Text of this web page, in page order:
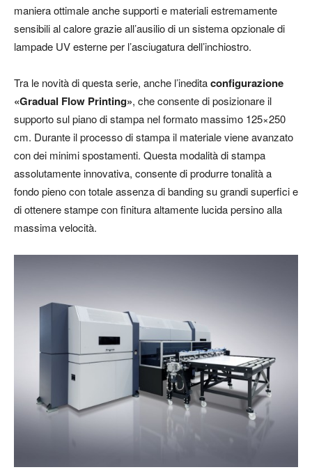
maniera ottimale anche supporti e materiali estremamente
sensibili al calore grazie all’ausilio di un sistema opzionale di
lampade UV esterne per l’asciugatura dell’inchiostro.
Tra le novità di questa serie, anche l’ineditaconfigurazione
«Gradual Flow Printing», che consente di posizionare il
supporto sul piano di stampa nel formato massimo 125×250
cm. Durante il processo di stampa il materiale viene avanzato
con dei minimi spostamenti. Questa modalità di stampa
assolutamente innovativa, consente di produrre tonalità a
fondo pieno con totale assenza di banding su grandi superfici e
di ottenere stampe con finitura altamente lucida persino alla
massima velocità.